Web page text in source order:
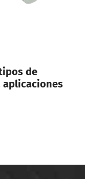
de
aplicaciones